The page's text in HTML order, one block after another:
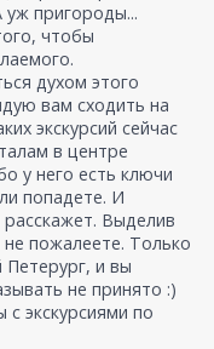
пригороды...
чтобы
духом этого
вам сходить на
экскурсий сейчас
в центре
у него есть ключи
попадете. И
Выделив
пожалеете. Только
Петерург, и вы
не принято :)
экскурсиями по